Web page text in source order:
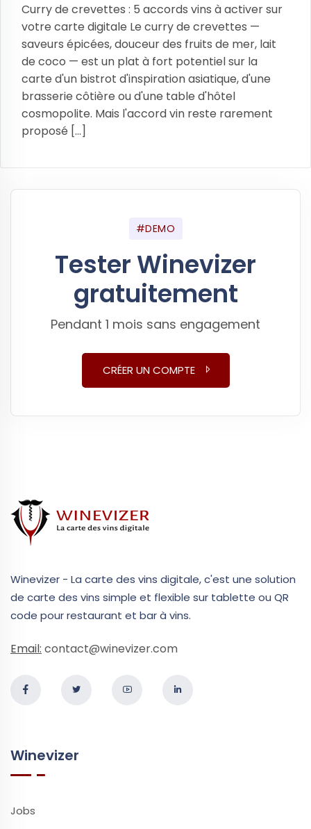
Curry de crevettes : 5 accords vins à activer sur
votre carte digitale Le curry de crevettes —
saveurs épicées, douceur des fruits de mer, lait
de coco — est un plat à fort potentiel sur la
carte d'un bistrot d'inspiration asiatique, d'une
brasserie côtière ou d'une table d'hôtel
cosmopolite. Mais l'accord vin reste rarement
proposé [...]
#DEMO
Tester Winevizer
gratuitement
Pendant 1 mois sans engagement
CRÉER UN COMPTE
Winevizer - La carte des vins digitale, c'est une solution
de carte des vins simple et flexible sur tablette ou QR
code pour restaurant et bar à vins.
Email: contact@winevizer.com
Winevizer
Jobs